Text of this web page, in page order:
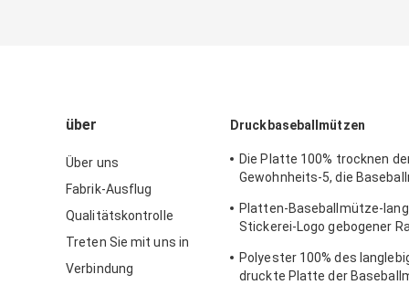
über
Über uns
Fabrik-Ausflug
Qualitätskontrolle
Treten Sie mit uns in
Verbindung
Druckbaseballmützen
Die Platte 100% trocknen
Gewohnheits-5, die
Platten-Baseballmütze-
Stickerei-Logo gebogener
raum der Metallschnallen-6
Polyester 100% des
druckte Platte der